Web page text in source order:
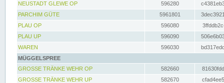
NEUSTADT GLEWE OP
596280
PARCHIM GÜTE
5961801
PLAU OP
596080
PLAU UP
596090
WAREN
596030
MÜGGELSPREE
GROSSE TRÄNKE WEHR OP
582660
GROSSE TRÄNKE WEHR UP
582670